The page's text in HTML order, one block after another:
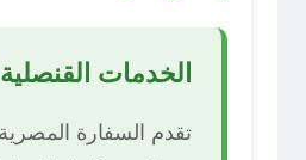
الخدمات
تقدم السفارة